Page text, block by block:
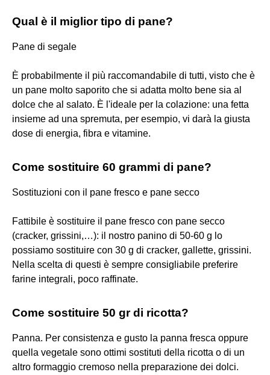
Qual è il miglior tipo di pane?
Pane di segale
È probabilmente il più raccomandabile di tutti, visto che è
un pane molto saporito che si adatta molto bene sia al
dolce che al salato. È l'ideale per la colazione: una fetta
insieme ad una spremuta, per esempio, vi darà la giusta
dose di energia, fibra e vitamine.
Come sostituire 60 grammi di pane?
Sostituzioni con il pane fresco e pane secco
Fattibile è sostituire il pane fresco con pane secco
(cracker, grissini,…): il nostro panino di 50-60 g lo
possiamo sostituire con 30 g di cracker, gallette, grissini.
Nella scelta di questi è sempre consigliabile preferire
farine integrali, poco raffinate.
Come sostituire 50 gr di ricotta?
Panna. Per consistenza e gusto la panna fresca oppure
quella vegetale sono ottimi sostituti della ricotta o di un
altro formaggio cremoso nella preparazione dei dolci.